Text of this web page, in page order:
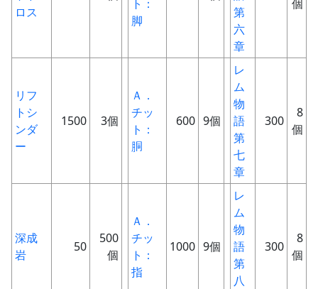
ロス
ト：
脚
第
六
章
個
リフ
トシ
ンダ
ー
1500 3個
Ａ．
チッ
ト：
胴
600 9個
レ
ム
物
語
第
七
章
300
8
個
深成
岩
50
500
個
Ａ．
チッ
ト：
指
1000 9個
レ
ム
物
語
第
八
300
8
個